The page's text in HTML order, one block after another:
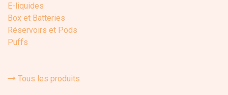
E-liquides
Box et Batteries
Réservoirs et Pods
Puffs
Tous les produits